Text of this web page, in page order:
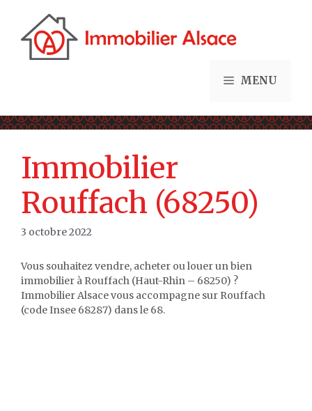
contenu
MENU
Immobilier
Rouffach (68250)
3 octobre 2022
Vous souhaitez vendre, acheter ou louer un bien
immobilier à Rouffach (Haut-Rhin – 68250) ?
Immobilier Alsace vous accompagne sur Rouffach
(code Insee 68287) dans le 68.